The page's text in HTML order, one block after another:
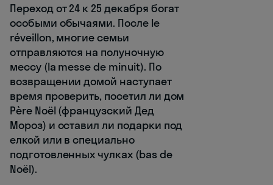
Переход от 24 к 25 декабря богат
особыми обычаями. После le
réveillon, многие семьи
отправляются на полуночную
мессу (la messe de minuit). По
возвращении домой наступает
время проверить, посетил ли дом
Père Noël (французский Дед
Мороз) и оставил ли подарки под
елкой или в специально
подготовленных чулках (bas de
Noël).